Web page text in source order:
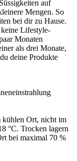
auf
Mengen. So
bei dir zu Hause.
Lifestyle-
Monaten
als drei Monate,
deine Produkte
kühlen Ort, nicht im
°C. Trocken lagern
bei maximal 70 %